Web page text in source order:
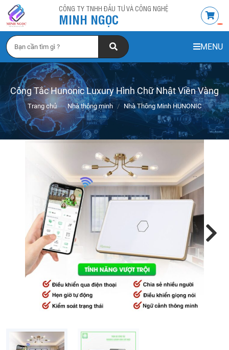
CÔNG TY TNHH ĐẦU TƯ VÀ CÔNG NGHỆ
MINH NGỌC
MENU
Công Tắc Hunonic Luxury Hình Chữ Nhật Viền Vàng
Trang chủ Nhà thông minh Nhà Thông Minh HUNONIC
Next